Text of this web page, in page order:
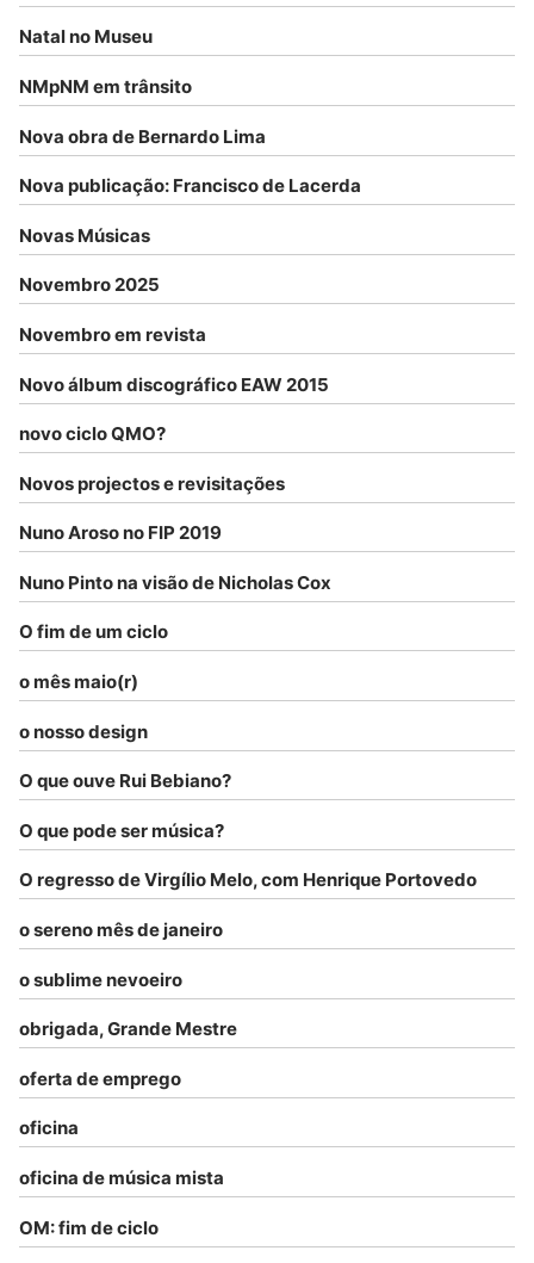
Natal no Museu
NMpNM em trânsito
Nova obra de Bernardo Lima
Nova publicação: Francisco de Lacerda
Novas Músicas
Novembro 2025
Novembro em revista
Novo álbum discográfico EAW 2015
novo ciclo QMO?
Novos projectos e revisitações
Nuno Aroso no FIP 2019
Nuno Pinto na visão de Nicholas Cox
O fim de um ciclo
o mês maio(r)
o nosso design
O que ouve Rui Bebiano?
O que pode ser música?
O regresso de Virgílio Melo, com Henrique Portovedo
o sereno mês de janeiro
o sublime nevoeiro
obrigada, Grande Mestre
oferta de emprego
oficina
oficina de música mista
OM: fim de ciclo